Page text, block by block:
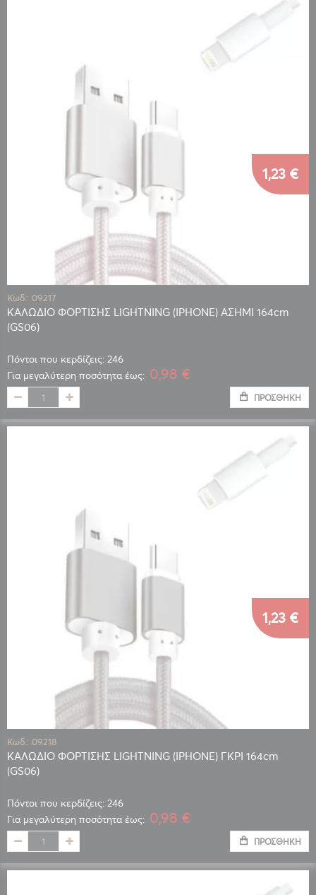
Κωδ.: 09217
ΚΑΛΩΔΙΟ ΦΟΡΤΙΣΗΣ LIGHTNING (IPHONE) ΑΣΗΜΙ 164cm
(GS06)
Πόντοι που κερδίζεις: 246
1,23 €
Για μεγαλύτερη ποσότητα έως: 0,98 €
ΠΡΟΣΘΉΚΗ
Κωδ.: 09218
ΚΑΛΩΔΙΟ ΦΟΡΤΙΣΗΣ LIGHTNING (IPHONE) ΓΚΡΙ 164cm
(GS06)
Πόντοι που κερδίζεις: 246
1,23 €
Για μεγαλύτερη ποσότητα έως: 0,98 €
ΠΡΟΣΘΉΚΗ